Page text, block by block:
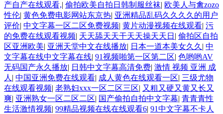
产自产在线观看,| 偷拍欧美自拍日韩制服丝袜| 欧美人与禽zozo
性伦| 黄色免费电影网站东京热| 亚洲精品乱码久久久久的用户
评价| 中文字幕一区二区免费视频| 黄片动漫视频在线观看| 污
的免费在线观看视频| 天天舔天天干天天操天天日 | 偷拍区自拍
区亚洲欧美| 亚洲天堂中文在线播放| 日本一道本美女久久 | 中
文字幕在线中文字幕在线| 91视频啪第一区第二区| 色哟哟AV
无码国产永久播放| 日韩中文字幕高清免费| 激情 视频 亚洲 成
人 | 中国亚洲免费在线观看| 成人黄色在线观看一区| 三级尤物
在线观看视频| 老熟妇xxx一区二区三区| 又粗又硬又黄又长又
爽| 亚洲熟女一区二区二区| 国产偷拍自拍中文字幕| 青青青性
生活激情视频| 99精品视频在线在线观看6| 91中文字幕不卡人